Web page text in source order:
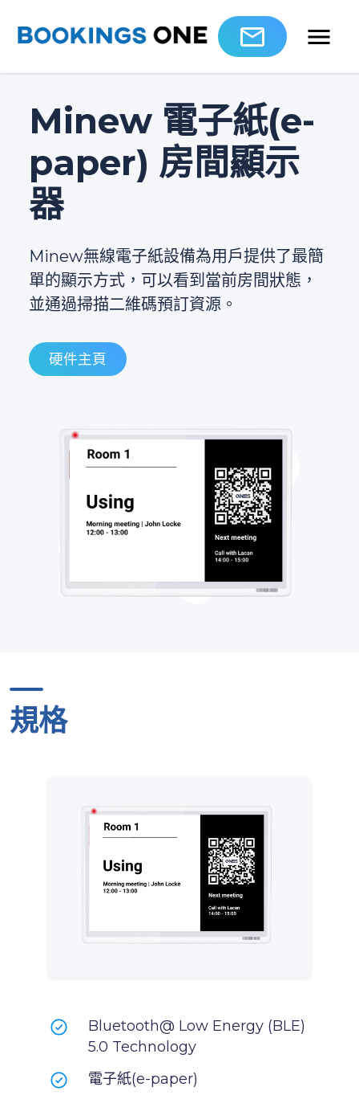
Minew 電子紙(e-
paper) 房間顯示
器
Minew無線電子紙設備為用戶提供了最簡
單的顯示方式，可以看到當前房間狀態，
並通過掃描二維碼預訂資源。
硬件主頁
規格
Bluetooth@ Low Energy (BLE)
5.0 Technology
電子紙(e-paper)